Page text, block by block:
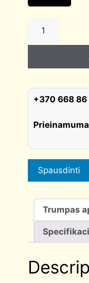
Rankena
poliruotas
chromas
+370 668
Spausdinti
Trumpas